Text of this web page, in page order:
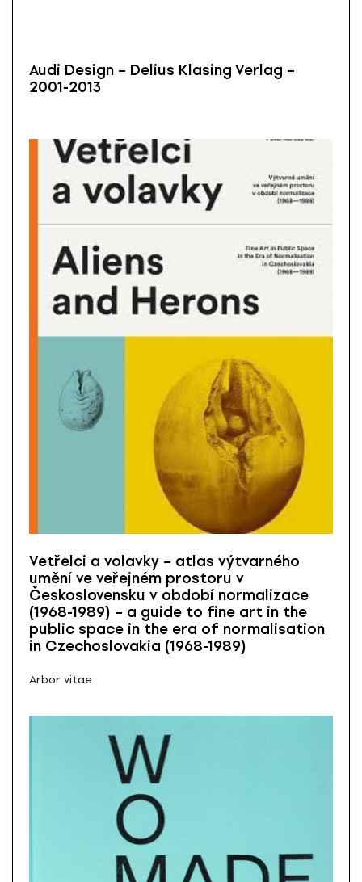
Audi Design – Delius Klasing Verlag –
2001-2013
Vetřelci a volavky – atlas výtvarného
umění ve veřejném prostoru v
Československu v období normalizace
(1968-1989) – a guide to fine art in the
public space in the era of normalisation
in Czechoslovakia (1968-1989)
Arbor vitae